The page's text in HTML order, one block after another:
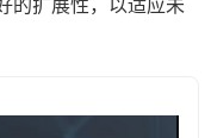
的扩展性，以适应未